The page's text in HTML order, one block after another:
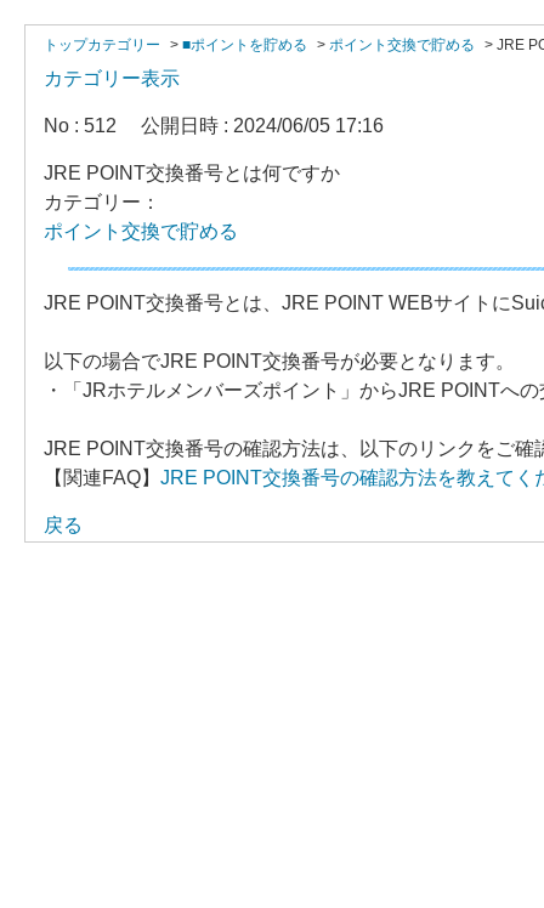
トップカテゴリー > ■ポイントを貯める > ポイント交換で貯める > JRE
カテゴリー表示
No : 512 公開日時 : 2024/06/05 17:16
JRE POINT交換番号とは何ですか
カテゴリー：
ポイント交換で貯める
JRE POINT交換番号とは、JRE POINT WEBサイトに
以下の場合でJRE POINT交換番号が必要となります。
・「JRホテルメンバーズポイント」からJRE POINTへ
JRE POINT交換番号の確認方法は、以下のリンクをご確
【関連FAQ】 JRE POINT交換番号の確認方法を教えてく
戻る